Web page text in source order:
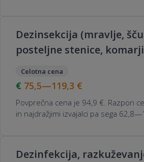
Dezinsekcija (mravlje,
posteljne stenice,
Celotna cena
75,5—119,3 €
Povprečna cena je 94,9 €. Razpon
in najdražjimi izvajalci pa sega
Dezinfekcija,